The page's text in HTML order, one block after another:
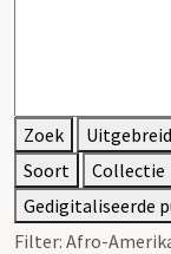
Zoek
Soort
Collectie
Gedigitaliseerde
Filter: Afro-